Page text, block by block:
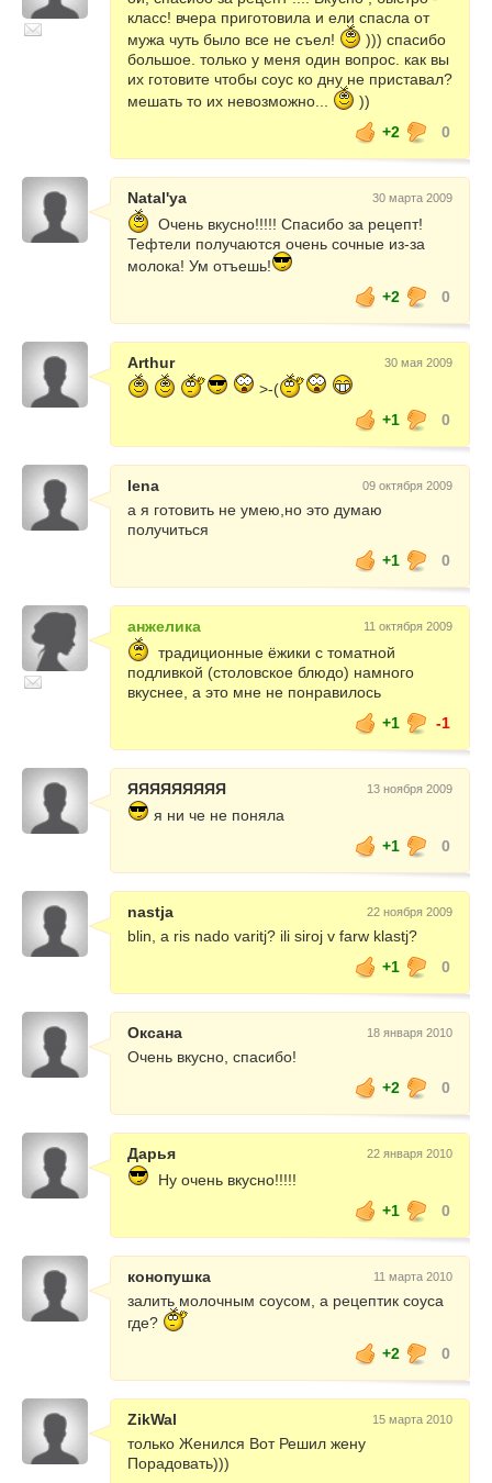
класс! вчера приготовила и ели спасла от
мужа чуть было все не съел!
))) спасибо
большое. только у меня один вопрос. как вы
их готовите чтобы соус ко дну не приставал?
мешать то их невозможно...
))
+2
0
Natal'ya 30 марта 2009
Очень вкусно!!!!! Спасибо за рецепт!
Тефтели получаются очень сочные из-за
молока! Ум отъешь!
+2
0
Arthur 30 мая 2009
>-(
+1
0
lena 09 октября 2009
а я готовить не умею,но это думаю
получиться
+1
0
анжелика 11 октября 2009
традиционные ёжики с томатной
подливкой (столовское блюдо) намного
вкуснее, а это мне не понравилось
+1
-1
ЯЯЯЯЯЯЯЯЯ 13 ноября 2009
я ни че не поняла
+1
0
nastja 22 ноября 2009
blin, a ris nado varitj? ili siroj v farw klastj?
+1
0
Оксана 18 января 2010
Очень вкусно, спасибо!
+2
0
Дарья 22 января 2010
Ну очень вкусно!!!!!
+1
0
конопушка 11 марта 2010
залить молочным соусом, а рецептик соуса
где?
+2
0
ZikWal 15 марта 2010
только Женился Вот Решил жену
Порадовать)))